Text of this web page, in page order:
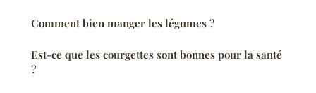
Comment bien manger les légumes ?
Est-ce que les courgettes sont bonnes pour la santé
?